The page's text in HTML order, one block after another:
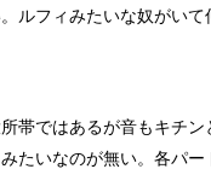
ルフィみたいな奴がいて
帯ではあるが音もキチ
たいなのが無い。各パ